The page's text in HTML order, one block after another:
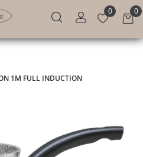
0 0
1M FULL INDUCTION